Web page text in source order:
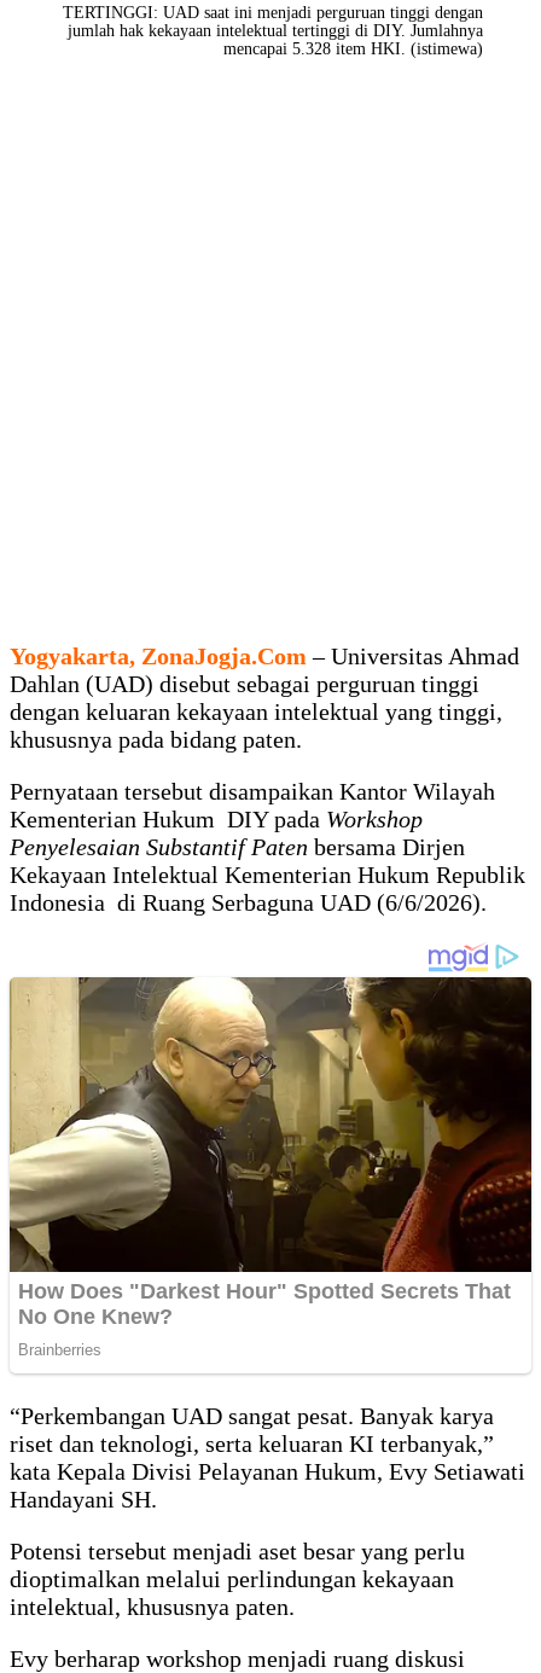
TERTINGGI: UAD saat ini menjadi perguruan tinggi dengan
jumlah hak kekayaan intelektual tertinggi di DIY. Jumlahnya
mencapai 5.328 item HKI. (istimewa)
Yogyakarta, ZonaJogja.Com – Universitas Ahmad
Dahlan (UAD) disebut sebagai perguruan tinggi
dengan keluaran kekayaan intelektual yang tinggi,
khususnya pada bidang paten.
Pernyataan tersebut disampaikan Kantor Wilayah
Kementerian Hukum DIY pada Workshop
Penyelesaian Substantif Paten bersama Dirjen
Kekayaan Intelektual Kementerian Hukum Republik
Indonesia di Ruang Serbaguna UAD (6/6/2026).
“Perkembangan UAD sangat pesat. Banyak karya
riset dan teknologi, serta keluaran KI terbanyak,”
kata Kepala Divisi Pelayanan Hukum, Evy Setiawati
Handayani SH.
Potensi tersebut menjadi aset besar yang perlu
dioptimalkan melalui perlindungan kekayaan
intelektual, khususnya paten.
Evy berharap workshop menjadi ruang diskusi